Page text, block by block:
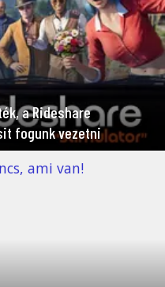
a Rideshare
fogunk vezetni